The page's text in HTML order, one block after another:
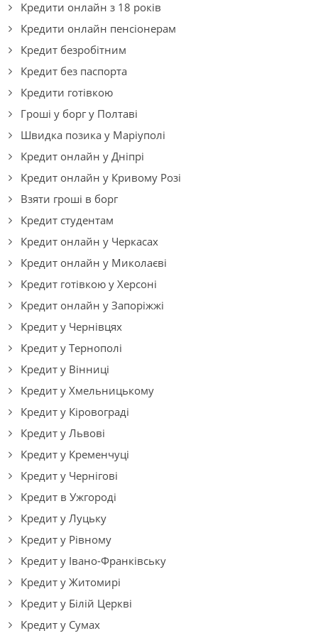
Кредити онлайн з 18 років
Кредити онлайн пенсіонерам
Кредит безробітним
Кредит без паспорта
Кредити готівкою
Гроші у борг у Полтаві
Швидка позика у Маріуполі
Кредит онлайн у Дніпрі
Кредит онлайн у Кривому Розі
Взяти гроші в борг
Кредит студентам
Кредит онлайн у Черкасах
Кредит онлайн у Миколаєві
Кредит готівкою у Херсоні
Кредит онлайн у Запоріжжі
Кредит у Чернівцях
Кредит у Тернополі
Кредит у Вінниці
Кредит у Хмельницькому
Кредит у Кіровограді
Кредит у Львові
Кредит у Кременчуці
Кредит у Чернігові
Кредит в Ужгороді
Кредит у Луцьку
Кредит у Рівному
Кредит у Івано-Франківську
Кредит у Житомирі
Кредит у Білій Церкві
Кредит у Сумах